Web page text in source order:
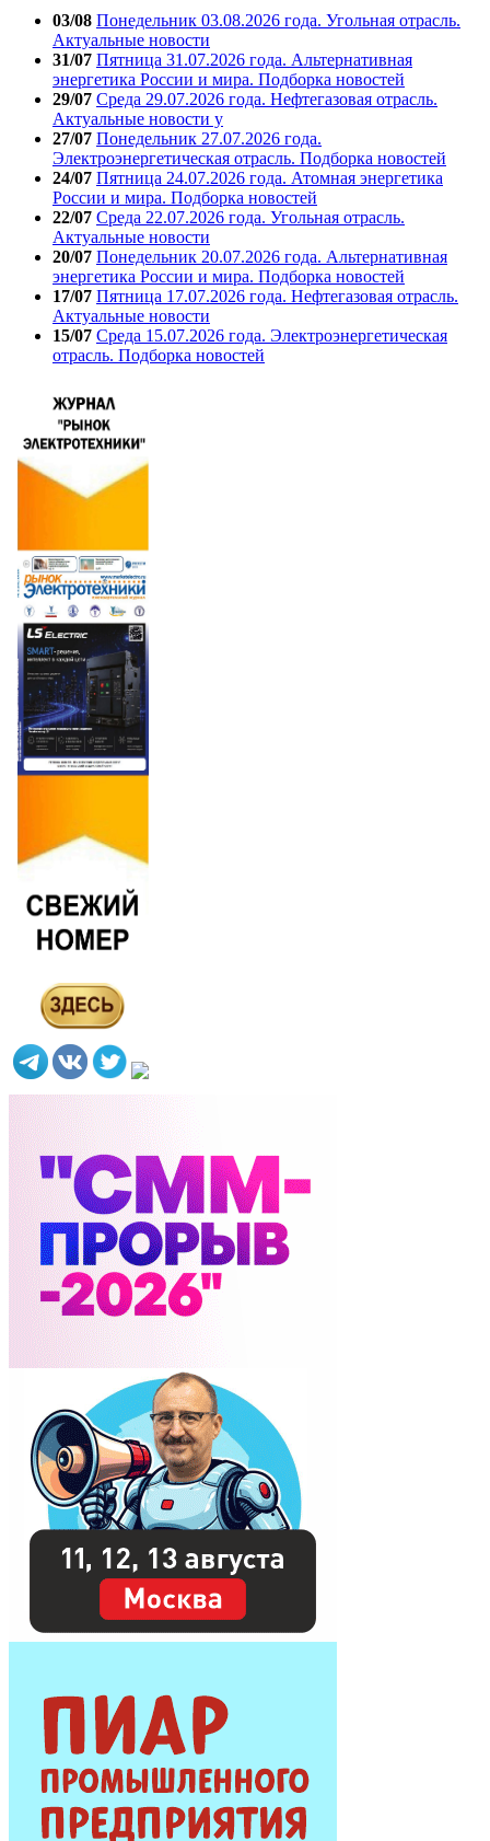
03/08 Понедельник 03.08.2026 года. Угольная отрасль.
Актуальные новости
31/07 Пятница 31.07.2026 года. Альтернативная
энергетика России и мира. Подборка новостей
29/07 Среда 29.07.2026 года. Нефтегазовая отрасль.
Актуальные новости у
27/07 Понедельник 27.07.2026 года.
Электроэнергетическая отрасль. Подборка новостей
24/07 Пятница 24.07.2026 года. Атомная энергетика
России и мира. Подборка новостей
22/07 Среда 22.07.2026 года. Угольная отрасль.
Актуальные новости
20/07 Понедельник 20.07.2026 года. Альтернативная
энергетика России и мира. Подборка новостей
17/07 Пятница 17.07.2026 года. Нефтегазовая отрасль.
Актуальные новости
15/07 Среда 15.07.2026 года. Электроэнергетическая
отрасль. Подборка новостей